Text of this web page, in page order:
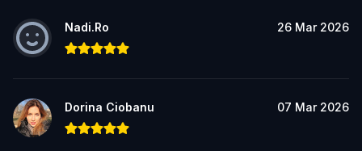
Nadi.Ro 26 Mar 2026
Dorina Ciobanu 07 Mar 2026